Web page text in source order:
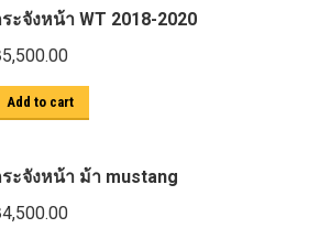
ะจังหน้า WT 2018-2020
5,500.00
Add to cart
ะจังหน้า ม้า mustang
4,500.00